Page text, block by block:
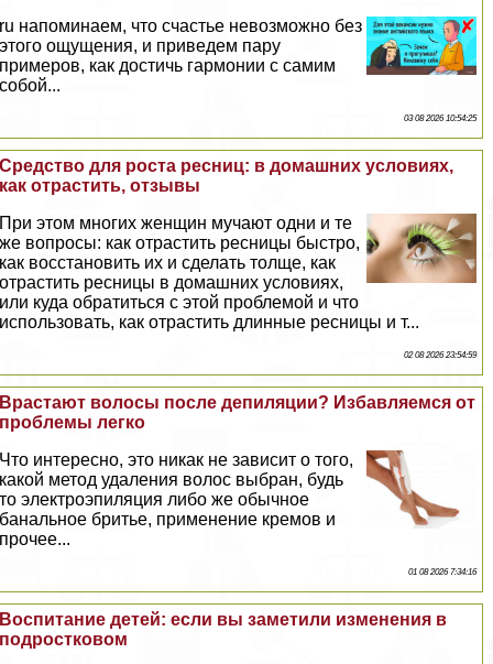
ru напоминаем, что счастье невозможно без
этого ощущения, и приведем пару
примеров, как достичь гармонии с самим
собой...
03 08 2026 10:54:25
Средство для роста ресниц: в домашних условиях,
как отрастить, отзывы
При этом многих женщин мучают одни и те
же вопросы: как отрастить ресницы быстро,
как восстановить их и сделать толще, как
отрастить ресницы в домашних условиях,
или куда обратиться с этой проблемой и что
использовать, как отрастить длинные ресницы и т...
02 08 2026 23:54:59
Врастают волосы после депиляции? Избавляемся от
проблемы легко
Что интересно, это никак не зависит о того,
какой метод удаления волос выбран, будь
то электроэпиляция либо же обычное
бaнaльное бритье, применение кремов и
прочее...
01 08 2026 7:34:16
Воспитание детей: если вы заметили изменения в
подростковом